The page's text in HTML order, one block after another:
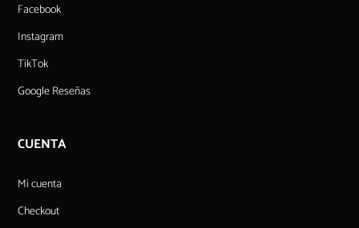
Facebook
Instagram
TikTok
Google Reseñas
CUENTA
Mi cuenta
Checkout